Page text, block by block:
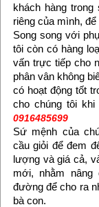
khách hàng
riêng của mình,
Song song với
tôi còn có hàng
vấn trực tiếp cho
phân vân không
có hoạt động tốt
cho chúng tôi
0916485699
Sứ mệnh của
cầu giỏi để đem
lượng và giá cả,
mới, nhằm nâng
đường để cho ra
bà con.